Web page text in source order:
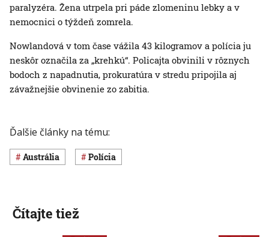
paralyzéra. Žena utrpela pri páde zlomeninu lebky a v
nemocnici o týždeň zomrela.
Nowlandová v tom čase vážila 43 kilogramov a polícia ju
neskôr označila za „krehkú“. Policajta obvinili v rôznych
bodoch z napadnutia, prokuratúra v stredu pripojila aj
závažnejšie obvinenie zo zabitia.
Ďalšie články na tému:
Austrália polícia
Čítajte tiež